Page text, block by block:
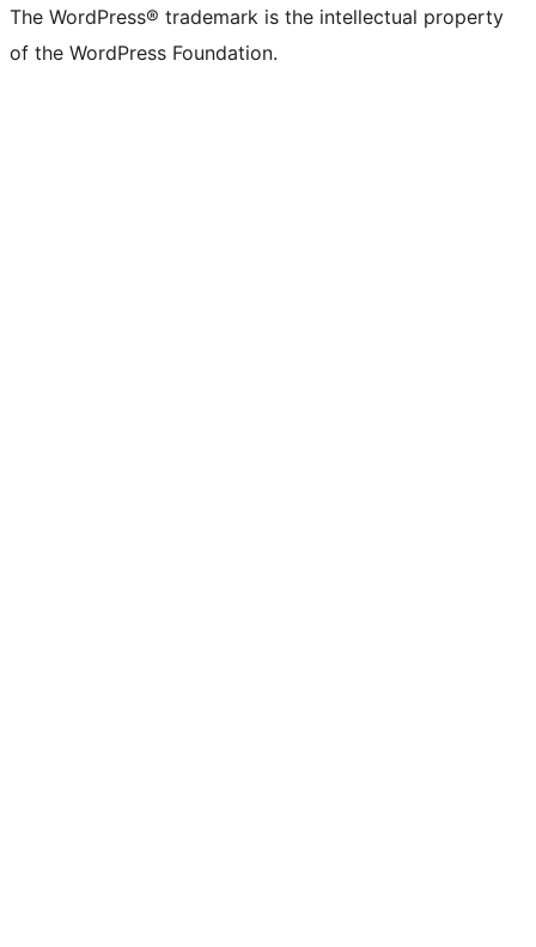
The WordPress® trademark is the intellectual property
of the WordPress Foundation.